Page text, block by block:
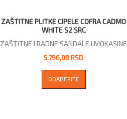
ZAŠTITNE PLITKE CIPELE COFRA CADMO
WHITE S2 SRC
ZAŠTITNE I RADNE SANDALE I MOKASINE
5.796,00 RSD
ODABERITE